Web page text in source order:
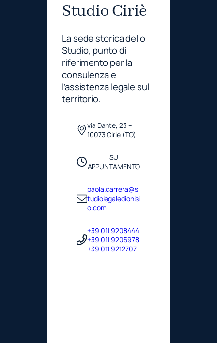
Studio Ciriè
La sede storica dello
Studio, punto di
riferimento per la
consulenza e
l’assistenza legale sul
territorio.
via Dante, 23 –
10073 Cirié (TO)
SU
APPUNTAMENTO
paola.carrera@s
tudiolegaledionisi
o.com
+39 011 9208444
+39 011 9205978
+39 011 9212707